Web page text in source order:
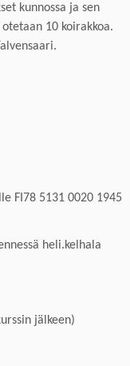
kunnossa ja sen
otetaan 10 koirakkoa.
FI78 5131 0020 1945
heli.kelhala
jälkeen)